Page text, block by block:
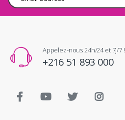
Appelez-nous 24h/24 et 7j/7 !
+216 51 893 000